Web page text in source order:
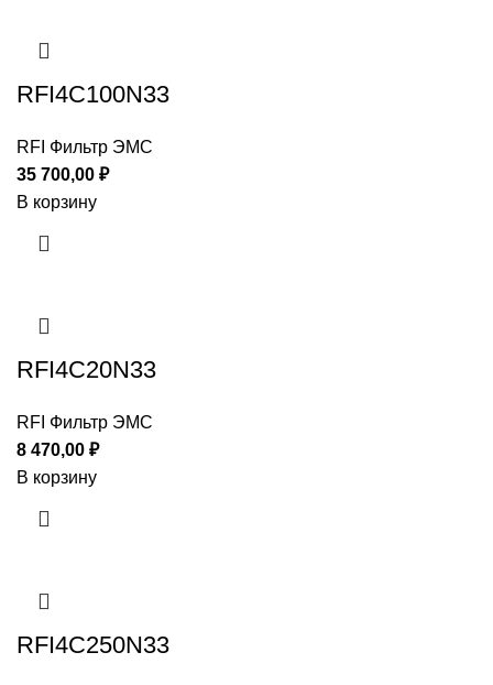
RFI4C100N33
RFI Фильтр ЭМС
35 700,00 ₽
В корзину
RFI4C20N33
RFI Фильтр ЭМС
8 470,00 ₽
В корзину
RFI4C250N33